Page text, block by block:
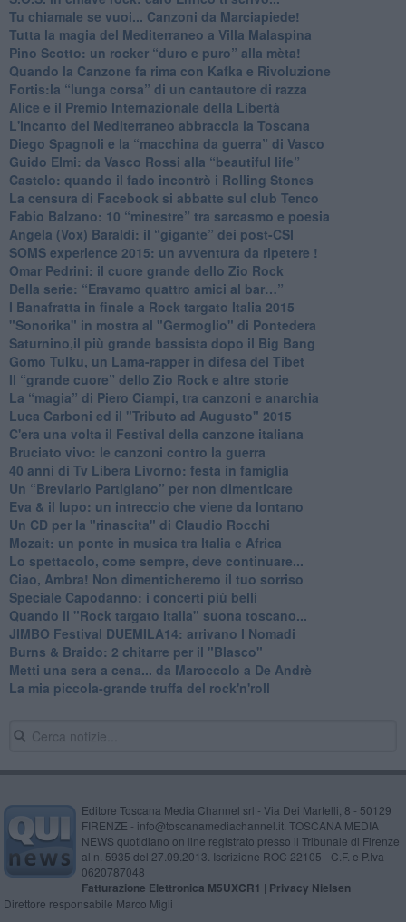
Tu chiamale se vuoi... Canzoni da Marciapiede!
​Tutta la magia del Mediterraneo a Villa Malaspina
​Pino Scotto: un rocker “duro e puro” alla mèta!
​Quando la Canzone fa rima con Kafka e Rivoluzione
​Fortis:la “lunga corsa” di un cantautore di razza
Alice e il Premio Internazionale della Libertà
​L'incanto del Mediterraneo abbraccia la Toscana
​Diego Spagnoli e la “macchina da guerra” di Vasco
​Guido Elmi: da Vasco Rossi alla “beautiful life”
​Castelo: quando il fado incontrò i Rolling Stones
La censura di Facebook si abbatte sul club Tenco
Fabio Balzano: 10 “minestre” tra sarcasmo e poesia
Angela (Vox) Baraldi: il “gigante” dei post-CSI
​SOMS experience 2015: un avventura da ripetere !
Omar Pedrini: il cuore grande dello Zio Rock
Della serie: “Eravamo quattro amici al bar…”
I Banafratta in finale a Rock targato Italia 2015
"Sonorika" in mostra al "Germoglio" di Pontedera
​Saturnino,il più grande bassista dopo il Big Bang
​Gomo Tulku, un Lama-rapper in difesa del Tibet
​Il “grande cuore” dello Zio Rock e altre storie
La “magia” di Piero Ciampi, tra canzoni e anarchia
Luca Carboni ed il "Tributo ad Augusto" 2015
C'era una volta il Festival della canzone italiana
Bruciato vivo: le canzoni contro la guerra
40 anni di Tv Libera Livorno: festa in famiglia
Un “Breviario Partigiano” per non dimenticare
Eva & il lupo: un intreccio che viene da lontano
Un CD per la "rinascita" di Claudio Rocchi
Mozait: un ponte in musica tra Italia e Africa
Lo spettacolo, come sempre, deve continuare...
Ciao, Ambra! Non dimenticheremo il tuo sorriso
Speciale Capodanno: i concerti più belli
Quando il "Rock targato Italia" suona toscano...
JIMBO Festival DUEMILA14: arrivano I Nomadi
Burns & Braido: 2 chitarre per il "Blasco"
Metti una sera a cena... da Maroccolo a De Andrè
La mia piccola-grande truffa del rock'n'roll
Editore Toscana Media Channel srl - Via Dei Martelli, 8 - 50129
FIRENZE - info@toscanamediachannel.it. TOSCANA MEDIA
NEWS quotidiano on line registrato presso il Tribunale di Firenze
al n. 5935 del 27.09.2013. Iscrizione ROC 22105 - C.F. e P.Iva
0620787048
Fatturazione Elettronica M5UXCR1 | Privacy Nielsen
Direttore responsabile Marco Migli